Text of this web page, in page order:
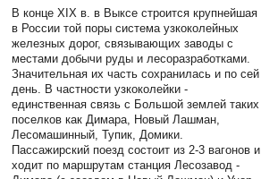
В конце ХIХ в. в Выксе строится крупнейшая
в России той поры система узкоколейных
железных дорог, связывающих заводы с
местами добычи руды и лесоразработками.
Значительная их часть сохранилась и по сей
день. В частности узкоколейки -
единственная связь с Большой землей таких
поселков как Димара, Новый Лашман,
Лесомашинный, Тупик, Домики.
Пассажирский поезд состоит из 2-3 вагонов и
ходит по маршрутам станция Лесозавод -